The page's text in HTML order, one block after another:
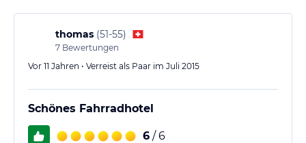
thomas (51-55)
7 Bewertungen
Vor 11 Jahren • Verreist als Paar im Juli 2015
Schönes Fahrradhotel
6 / 6